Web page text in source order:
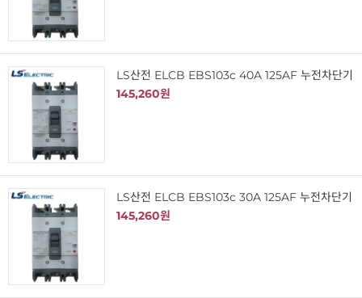
LS산전 ELCB EBS103c 40A 125AF 누전차단기
145,260원
LS산전 ELCB EBS103c 30A 125AF 누전차단기
145,260원